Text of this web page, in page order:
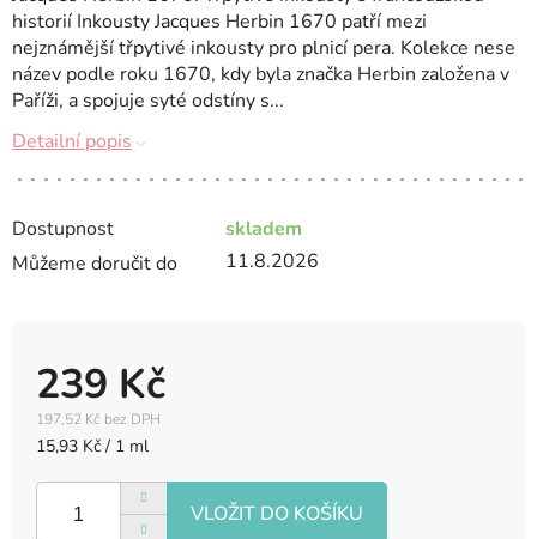
Dostupnost
skladem
Můžeme doručit do
11.8.2026
239 Kč
197,52 Kč bez DPH
Měrná
15,93 Kč / 1 ml
historií Inkousty Jacques Herbin 1670 patří mezi
nejznámější třpytivé inkousty pro plnicí pera. Kolekce nese
název podle roku 1670, kdy byla značka Herbin založena v
Paříži, a spojuje syté odstíny s...
Detailní popis